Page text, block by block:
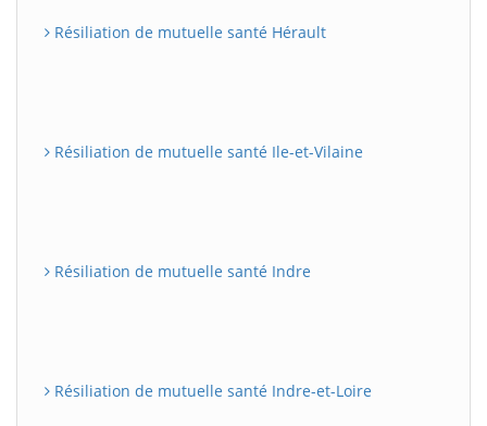
Résiliation de mutuelle santé Hérault
Résiliation de mutuelle santé Ile-et-Vilaine
Résiliation de mutuelle santé Indre
Résiliation de mutuelle santé Indre-et-Loire